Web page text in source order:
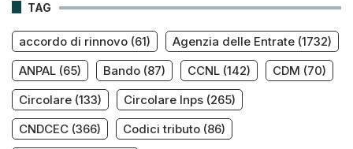
TAG
accordo di rinnovo (61) Agenzia delle Entrate (1732)
ANPAL (65) Bando (87) CCNL (142) CDM (70)
Circolare (133) Circolare Inps (265)
CNDCEC (366) Codici tributo (86)